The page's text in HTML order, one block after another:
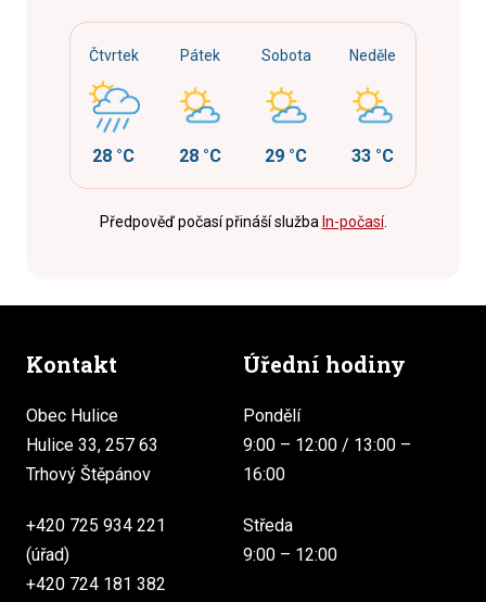
Čtvrtek
28 °C
Pátek
28 °C
Sobota
29 °C
Neděle
33 °C
Předpověď počasí přináší služba In-počasí.
Kontakt
Obec Hulice
Hulice 33, 257 63
Trhový Štěpánov
+420 725 934 221
(úřad)
+420 724 181 382
Úřední hodiny
Pondělí
9:00 – 12:00 / 13:00 –
16:00
Středa
9:00 – 12:00